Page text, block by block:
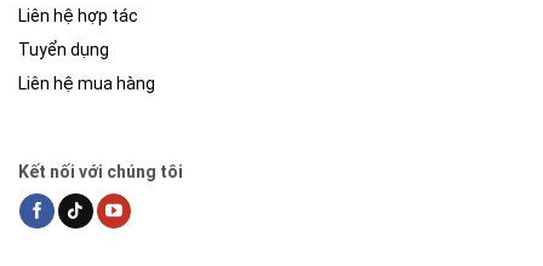
Liên hệ hợp tác
Tuyển dụng
Liên hệ mua hàng
Kết nối với chúng tôi